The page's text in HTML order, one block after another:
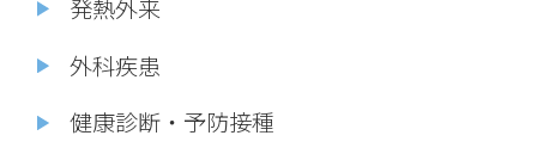
発熱外来
外科疾患
健康診断・予防接種